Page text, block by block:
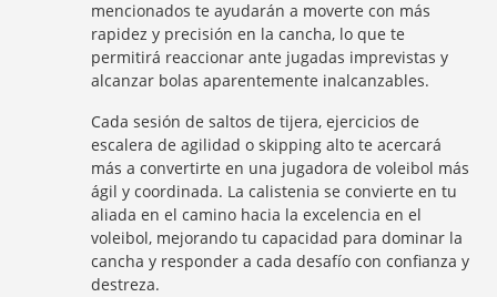
mencionados te ayudarán a moverte con más
rapidez y precisión en la cancha, lo que te
permitirá reaccionar ante jugadas imprevistas y
alcanzar bolas aparentemente inalcanzables.
Cada sesión de saltos de tijera, ejercicios de
escalera de agilidad o skipping alto te acercará
más a convertirte en una jugadora de voleibol más
ágil y coordinada. La calistenia se convierte en tu
aliada en el camino hacia la excelencia en el
voleibol, mejorando tu capacidad para dominar la
cancha y responder a cada desafío con confianza y
destreza.